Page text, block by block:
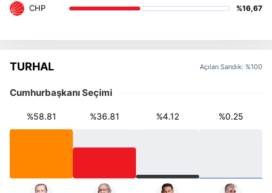
%16,67
TURHAL Açılan Sandık: %100
Cumhurbaşkanı Seçimi
%58.81 %36.81 %4.12 %0.25